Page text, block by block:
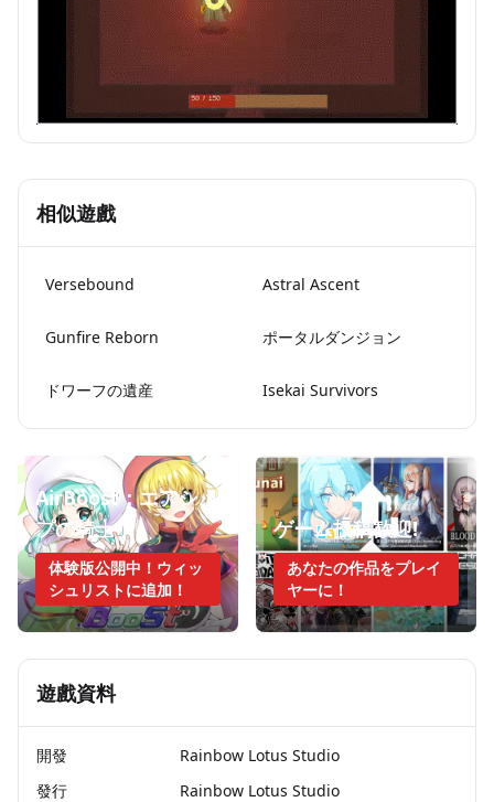
相似遊戲
Versebound Astral Ascent
Gunfire Reborn ポータルダンジョン
ドワーフの遺産 Isekai Survivors
AirBoost：エアシッ
プの騎士
体験版公開中！ウィッ
シュリストに追加！
ゲーム投稿歓迎!
あなたの作品をプレイ
ヤーに！
遊戲資料
開發
Rainbow Lotus Studio
發行
Rainbow Lotus Studio